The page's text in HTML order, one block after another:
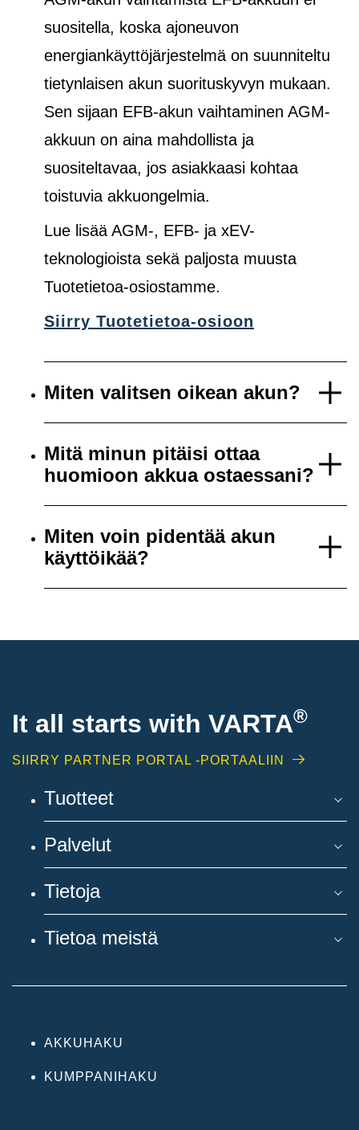
suositella, koska ajoneuvon
energiankäyttöjärjestelmä on suunniteltu
tietynlaisen akun suorituskyvyn mukaan.
Sen sijaan EFB-akun vaihtaminen AGM-
akkuun on aina mahdollista ja
suositeltavaa, jos asiakkaasi kohtaa
toistuvia akkuongelmia.
Lue lisää AGM-, EFB- ja xEV-
teknologioista sekä paljosta muusta
Tuotetietoa-osiostamme.
Siirry Tuotetietoa-osioon
Miten valitsen oikean akun?
Mitä minun pitäisi ottaa
huomioon akkua ostaessani?
Miten voin pidentää akun
käyttöikää?
It all starts with VARTA®
SIIRRY PARTNER PORTAL -PORTAALIIN
Tuotteet
Palvelut
Tietoja
Tietoa meistä
AKKUHAKU
KUMPPANIHAKU